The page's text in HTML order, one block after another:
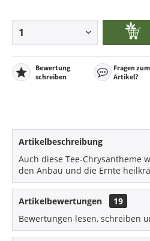
Bewertung
schreiben
Fragen zum
Artikel?
Artikelbeschreibung
Auch diese Tee-Chrysantheme
den Anbau und die Ernte
Artikelbewertungen
19
Bewertungen lesen, schreiben